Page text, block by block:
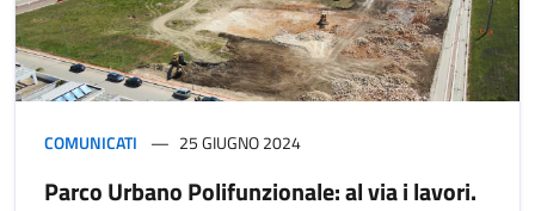
COMUNICATI 25 GIUGNO 2024
Parco Urbano Polifunzionale: al via i lavori.